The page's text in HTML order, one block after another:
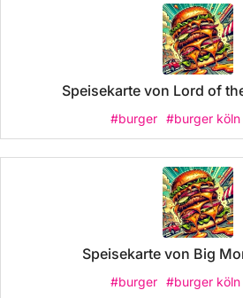
Speisekarte von Lord of
#burger #burger köln
Speisekarte von Big
#burger #burger köln